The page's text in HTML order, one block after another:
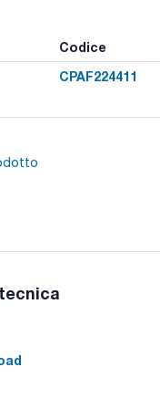
Codice
CPAF224411